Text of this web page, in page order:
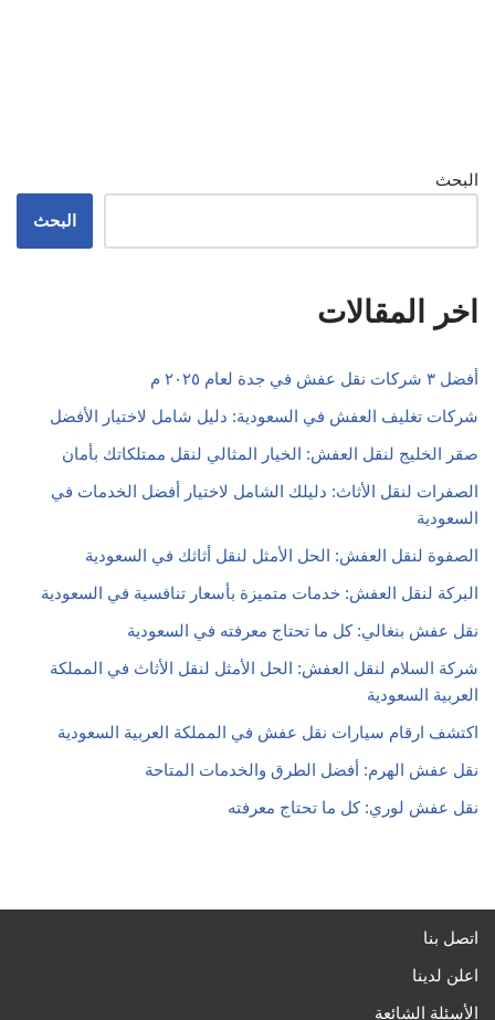
البحث
البحث
اخر المقالات
أفضل ٣ شركات نقل عفش في جدة لعام ٢٠٢٥ م
شركات تغليف العفش في السعودية: دليل شامل لاختيار الأفضل
صقر الخليج لنقل العفش: الخيار المثالي لنقل ممتلكاتك بأمان
الصفرات لنقل الأثاث: دليلك الشامل لاختيار أفضل الخدمات في
السعودية
الصفوة لنقل العفش: الحل الأمثل لنقل أثاثك في السعودية
البركة لنقل العفش: خدمات متميزة بأسعار تنافسية في السعودية
نقل عفش بنغالي: كل ما تحتاج معرفته في السعودية
شركة السلام لنقل العفش: الحل الأمثل لنقل الأثاث في المملكة
العربية السعودية
اكتشف ارقام سيارات نقل عفش في المملكة العربية السعودية
نقل عفش الهرم: أفضل الطرق والخدمات المتاحة
نقل عفش لوري: كل ما تحتاج معرفته
اتصل بنا
اعلن لدينا
الأسئلة الشائعة